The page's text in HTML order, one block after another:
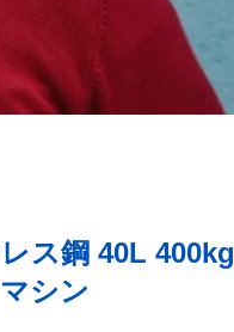
ス鋼 40L
シン